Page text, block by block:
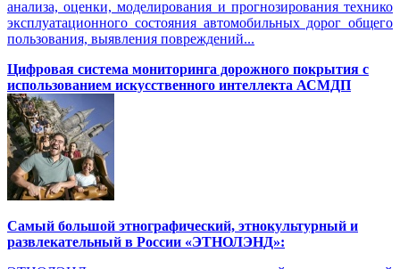
анализа, оценки, моделирования и прогнозирования технико
эксплуатационного состояния автомобильных дорог общего
пользования, выявления повреждений...
Цифровая система мониторинга дорожного покрытия с
использованием искусственного интеллекта АСМДП
Самый большой этнографический, этнокультурный и
развлекательный в России «ЭТНОЛЭНД»: